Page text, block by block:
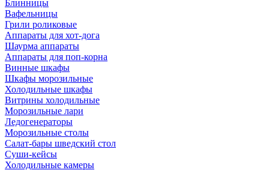
Блинницы
Вафельницы
Грили роликовые
Аппараты для хот-дога
Шаурма аппараты
Аппараты для поп-корна
Винные шкафы
Шкафы морозильные
Холодильные шкафы
Витрины холодильные
Морозильные лари
Ледогенераторы
Морозильные столы
Салат-бары шведский стол
Суши-кейсы
Холодильные камеры